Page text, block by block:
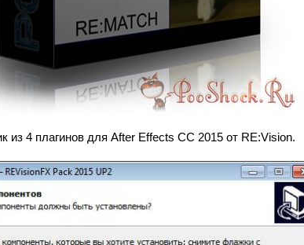
из 4 плагинов для After Effects СС 2015 от RE:Vision.